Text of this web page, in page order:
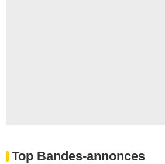
Top Bandes-annonces